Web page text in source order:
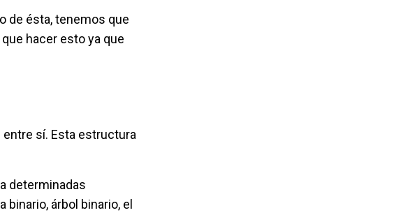
de ésta, tenemos que
hacer esto ya que
entre sí. Esta estructura
determinadas
árbol binario, el